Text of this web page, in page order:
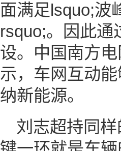
面满足lsquo;波
rsquo;。因此通
设。中国南方
示，车网互动
纳新能源。
刘志超持同